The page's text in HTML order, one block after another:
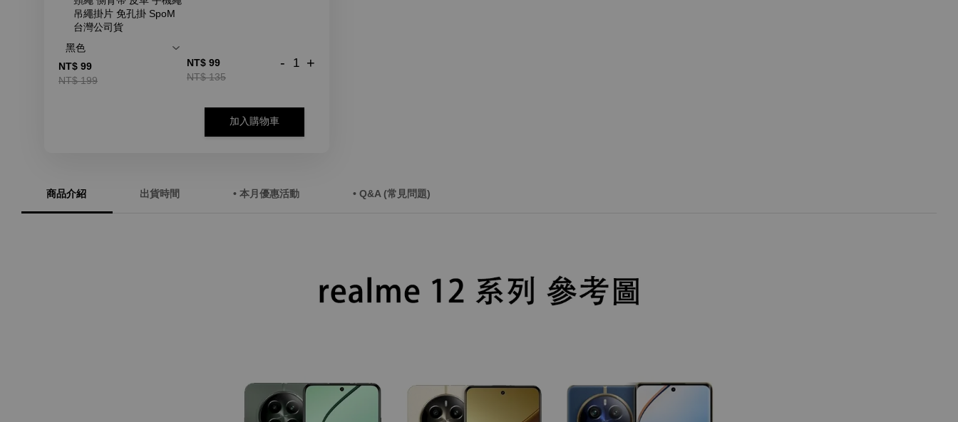
吊繩掛片 免孔掛 SpoM
台灣公司貨
NT$ 99
NT$ 199
NT$ 99
NT$ 135
- +
加入購物車
商品介紹 出貨時間 • 本月優惠活動 • Q&A (常見問題)